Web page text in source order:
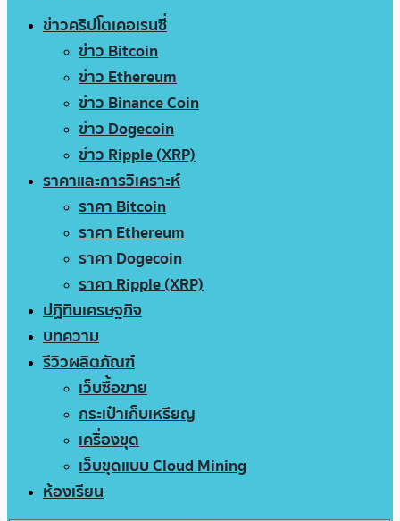
ข่าวคริปโตเคอเรนซี่
ข่าว Bitcoin
ข่าว Ethereum
ข่าว Binance Coin
ข่าว Dogecoin
ข่าว Ripple (XRP)
ราคาและการวิเคราะห์
ราคา Bitcoin
ราคา Ethereum
ราคา Dogecoin
ราคา Ripple (XRP)
ปฏิทินเศรษฐกิจ
บทความ
รีวิวผลิตภัณฑ์
เว็บซื้อขาย
กระเป๋าเก็บเหรียญ
เครื่องขุด
เว็บขุดแบบ Cloud Mining
ห้องเรียน